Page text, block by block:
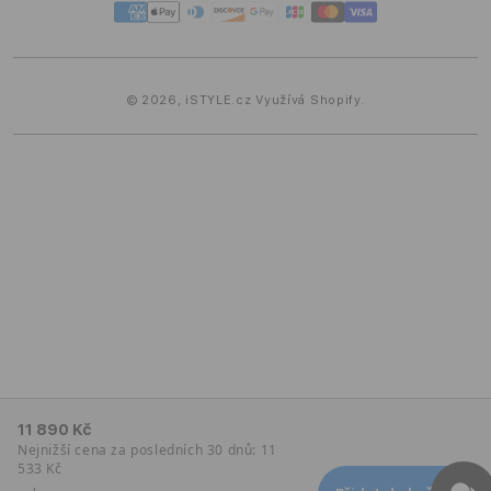
11 890 Kč
Nejnižší cena za posledních 30 dnů: 11
533 Kč
metody
© 2026, iSTYLE.cz Využívá Shopify.